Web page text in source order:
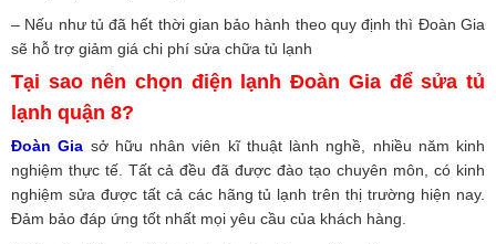
– Nếu như tủ đã hết thời gian bảo hành theo quy định thì Đoàn Gia
sẽ hỗ trợ giảm giá chi phí sửa chữa tủ lạnh
Tại sao nên chọn điện lạnh Đoàn Gia để sửa tủ
lạnh quận 8?
Đoàn Gia sở hữu nhân viên kĩ thuật lành nghề, nhiều năm kinh
nghiệm thực tế. Tất cả đều đã được đào tạo chuyên môn, có kinh
nghiệm sửa được tất cả các hãng tủ lạnh trên thị trường hiện nay.
Đảm bảo đáp ứng tốt nhất mọi yêu cầu của khách hàng.